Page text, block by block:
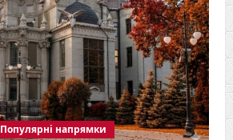
Популярні напрямки